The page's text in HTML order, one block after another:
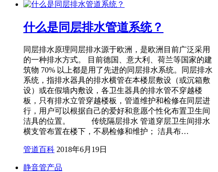
什么是同层排水管道系统？
同层排水原理同层排水源于欧洲，是欧洲目前广泛采用
的一种排水方式。 目前德国、意大利、荷兰等国家的建
筑物 70% 以上都是用了先进的同层排水系统。同层排水
系统，指排水器具的排水横管在本楼层敷设（或沉箱敷
设）或在假墙内敷设，各卫生器具的排水管不穿越楼
板，只有排水立管穿越楼板，管道维护和检修在同层进
行，用户可以根据自己的爱好和意愿个性化布置卫生间
洁具的位置。 传统隔层排水 管道穿层卫生间排水
横支管布置在楼下，不易检修和维护； 洁具布…
管道百科 2018年6月19日
静音管产品